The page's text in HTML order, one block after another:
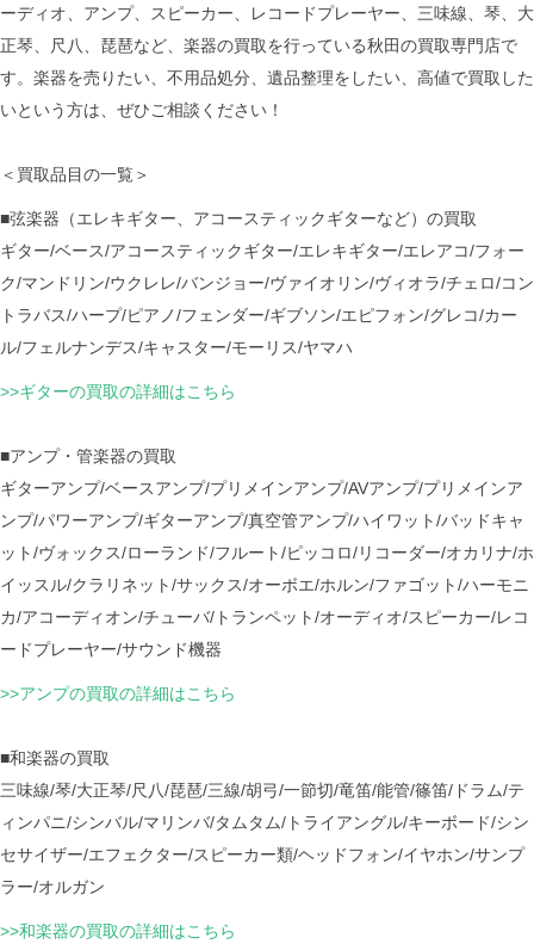
ーディオ、アンプ、スピーカー、レコードプレーヤー、三味線、琴、大
正琴、尺八、琵琶など、楽器の買取を行っている秋田の買取専門店で
す。楽器を売りたい、不用品処分、遺品整理をしたい、高値で買取した
いという方は、ぜひご相談ください！
＜買取品目の一覧＞
■弦楽器（エレキギター、アコースティックギターなど）の買取
ギター/ベース/アコースティックギター/エレキギター/エレアコ/フォー
ク/マンドリン/ウクレレ/バンジョー/ヴァイオリン/ヴィオラ/チェロ/コン
トラバス/ハープ/ピアノ/フェンダー/ギブソン/エピフォン/グレコ/カー
ル/フェルナンデス/キャスター/モーリス/ヤマハ
>>ギターの買取の詳細はこちら
■アンプ・管楽器の買取
ギターアンプ/ベースアンプ/プリメインアンプ/AVアンプ/プリメインア
ンプ/パワーアンプ/ギターアンプ/真空管アンプ/ハイワット/バッドキャ
ット/ヴォックス/ローランド/フルート/ピッコロ/リコーダー/オカリナ/ホ
イッスル/クラリネット/サックス/オーボエ/ホルン/ファゴット/ハーモニ
カ/アコーディオン/チューバ/トランペット/オーディオ/スピーカー/レコ
ードプレーヤー/サウンド機器
>>アンプの買取の詳細はこちら
■和楽器の買取
三味線/琴/大正琴/尺八/琵琶/三線/胡弓/一節切/竜笛/能管/篠笛/ドラム/テ
ィンパニ/シンバル/マリンバ/タムタム/トライアングル/キーボード/シン
セサイザー/エフェクター/スピーカー類/ヘッドフォン/イヤホン/サンプ
ラー/オルガン
>>和楽器の買取の詳細はこちら